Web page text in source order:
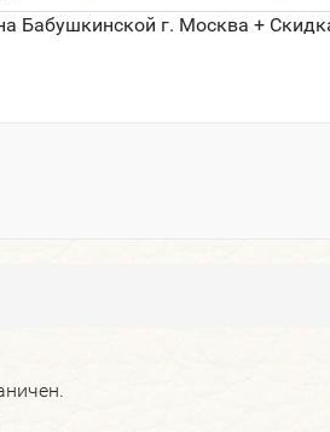
Бабушкинской г. Москва +